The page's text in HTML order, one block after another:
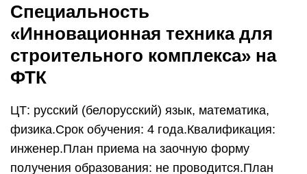
Специальность
«Инновационная техника для
строительного комплекса» на
ФТК
ЦТ: русский (белорусский) язык, математика,
физика.Срок обучения: 4 года.Квалификация:
инженер.План приема на заочную форму
получения образования: не проводится.План